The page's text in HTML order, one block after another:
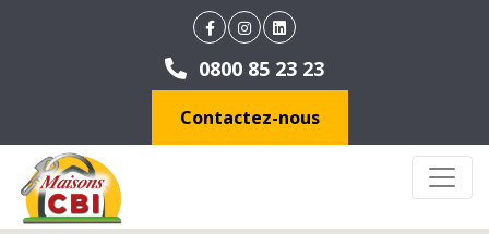
0800 85 23 23
Contactez-nous